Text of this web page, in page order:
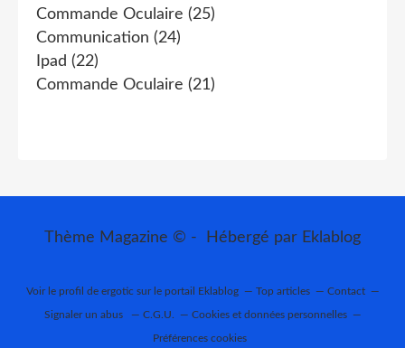
Commande Oculaire (25)
Communication (24)
Ipad (22)
Commande Oculaire (21)
Thème Magazine © - Hébergé par Eklablog
Voir le profil de ergotic sur le portail Eklablog Top articles Contact
Signaler un abus C.G.U. Cookies et données personnelles
Préférences cookies